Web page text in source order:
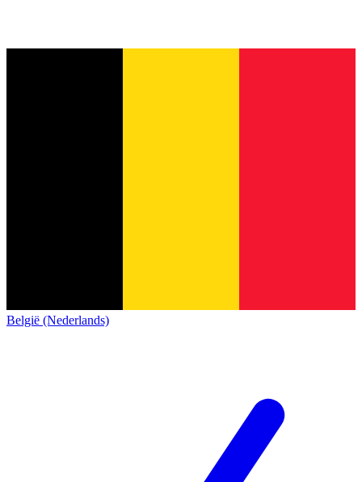
België (Nederlands)